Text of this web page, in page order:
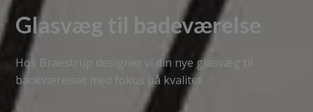
Glasvæg til badeværelse
Hos Braestrup designer vi din nye glasvæg til
badeværelset med fokus på kvalitet